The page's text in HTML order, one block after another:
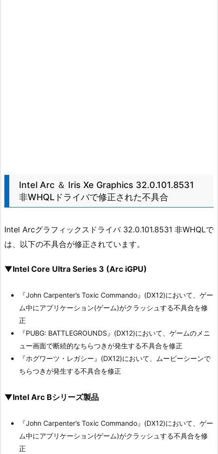
Intel Arc ＆ Iris Xe Graphics 32.0.101.8531
非WHQLドライバで修正された不具合
Intel Arcグラフィックスドライバ 32.0.101.8531 非WHQLで
は、以下の不具合が修正されています。
▼Intel Core Ultra Series 3 (Arc iGPU)
『John Carpenter’s Toxic Commando』(DX12)において、ゲー
ム中にアプリケーション(ゲーム)がクラッシュする不具合を修
正
『PUBG: BATTLEGROUNDS』(DX12)において、ゲームのメニ
ュー画面で断続的なちらつきが発生する不具合を修正
『ホグワーツ・レガシー』(DX12)において、ムービーシーンで
ちらつきが発生する不具合を修正
▼Intel Arc Bシリーズ製品
『John Carpenter’s Toxic Commando』(DX12)において、ゲー
ム中にアプリケーション(ゲーム)がクラッシュする不具合を修
正